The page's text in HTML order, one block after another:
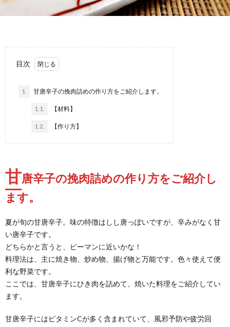
目次
1. 甘唐辛子の挽肉詰めの作り方をご紹介します。
1.1. 【材料】
1.2. 【作り方】
甘唐辛子の挽肉詰めの作り方をご紹介し
ます。
夏が旬の甘唐辛子。味の特徴はしし唐っぽいですが、辛みがなく甘
い唐辛子です。
どちらかと言うと、ピーマンに近いかな！
料理法は、主に焼き物、炒め物、揚げ物と万能です。色々使えて便
利な野菜です。
ここでは、甘唐辛子にひき肉を詰めて、焼いた料理をご紹介してい
ます。
甘唐辛子にはビタミンCが多く含まれていて、風邪予防や疲労回